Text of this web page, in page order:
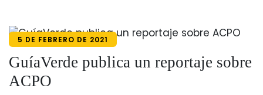
5 DE FEBRERO DE 2021
GuíaVerde publica un reportaje sobre
ACPO